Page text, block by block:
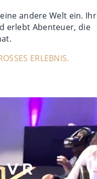
andere Welt ein. Ihr
erlebt Abenteuer, die
ERLEBNIS.
VR